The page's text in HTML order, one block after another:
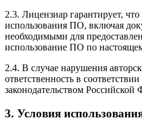
2.3. Лицензиар гарантирует,
использования ПО, включая
необходимыми для
использование ПО по
2.4. В случае нарушения
ответственность в
законодательством Российской
3. Условия